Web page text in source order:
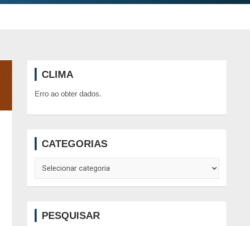
CLIMA
Erro ao obter dados.
CATEGORIAS
PESQUISAR